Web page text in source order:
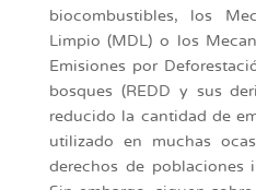
biocombustibles, los
Limpio (MDL) o los
Emisiones por
bosques (REDD y sus
reducido la cantidad de
utilizado en muchas
derechos de poblaciones